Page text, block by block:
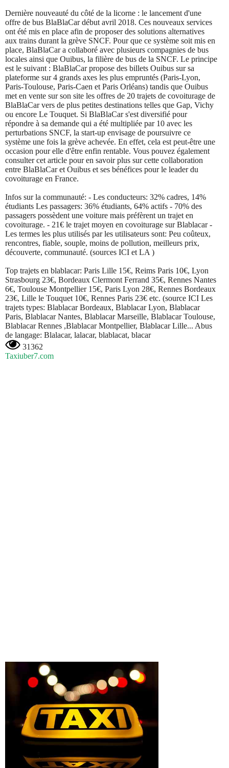
Dernière nouveauté du côté de la licorne : le lancement d'une
offre de bus BlaBlaCar début avril 2018. Ces nouveaux services
ont été mis en place afin de proposer des solutions alternatives
aux trains durant la grève SNCF. Pour que ce système soit mis en
place, BlaBlaCar a collaboré avec plusieurs compagnies de bus
locales ainsi que Ouibus, la filière de bus de la SNCF. Le principe
est le suivant : BlaBlaCar propose des billets Ouibus sur sa
plateforme sur 4 grands axes les plus empruntés (Paris-Lyon,
Paris-Toulouse, Paris-Caen et Paris Orléans) tandis que Ouibus
met en vente sur son site les offres de 20 trajets de covoiturage de
BlaBlaCar vers de plus petites destinations telles que Gap, Vichy
ou encore Le Touquet. Si BlaBlaCar s'est diversifié pour
répondre à sa demande qui a été multipliée par 10 avec les
perturbations SNCF, la start-up envisage de poursuivre ce
système une fois la grève achevée. En effet, cela est peut-être une
occasion pour elle d'être enfin rentable. Vous pouvez également
consulter cet article pour en savoir plus sur cette collaboration
entre BlaBlaCar et Ouibus et ses bénéfices pour le leader du
covoiturage en France.
Infos sur la communauté: - Les conducteurs: 32% cadres, 14%
étudiants Les passagers: 36% étudiants, 64% actifs - 70% des
passagers possèdent une voiture mais préfèrent un trajet en
covoiturage. - 21€ le trajet moyen en covoiturage sur Blablacar -
Les termes les plus utilisés par les utilisateurs sont: Peu coûteux,
rencontres, fiable, souple, moins de pollution, meilleurs prix,
découverte, communauté. (sources ICI et LA )
Top trajets en blablacar: Paris Lille 15€, Reims Paris 10€, Lyon
Strasbourg 23€, Bordeaux Clermont Ferrand 35€, Rennes Nantes
6€, Toulouse Montpellier 15€, Paris Lyon 28€, Rennes Bordeaux
23€, Lille le Touquet 10€, Rennes Paris 23€ etc. (source ICI Les
trajets types: Blablacar Bordeaux, Blablacar Lyon, Blablacar
Paris, Blablacar Nantes, Blablacar Marseille, Blablacar Toulouse,
Blablacar Rennes ,Blablacar Montpellier, Blablacar Lille... Abus
de langage: Blalacar, lalacar, blablacat, blacar
31362
Taxiuber7.com